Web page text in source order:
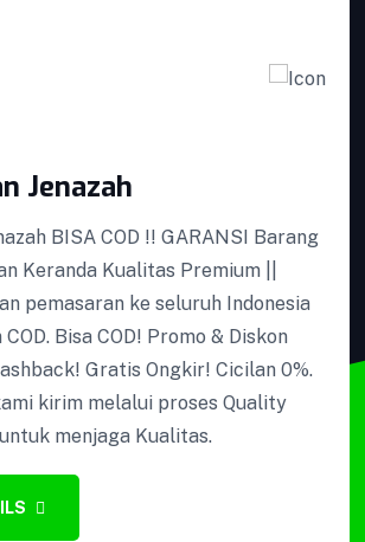
Jenazah
BISA COD !! GARANSI Barang
Keranda Kualitas Premium ||
pemasaran ke seluruh Indonesia
Bisa COD! Promo & Diskon
Gratis Ongkir! Cicilan 0%.
kirim melalui proses Quality
menjaga Kualitas.
Ambulance
Amal